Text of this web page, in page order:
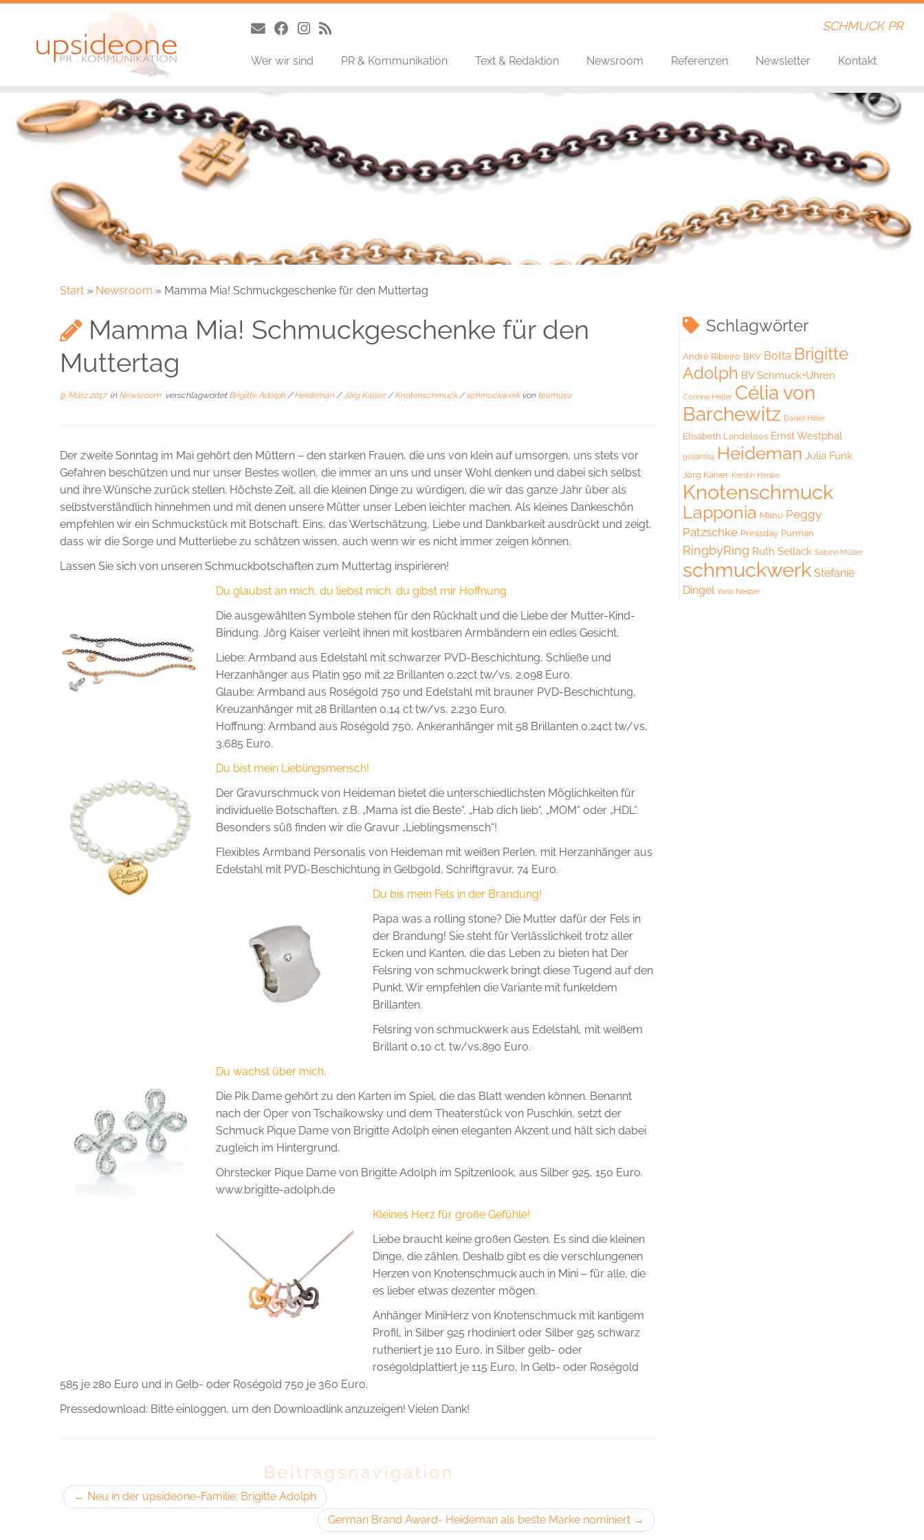
Inhalt
springen
SCHMUCK PR
Wer wir sind PR & Kommunikation Text & Redaktion Newsroom Referenzen Newsletter Kontakt
Start » Newsroom » Mamma Mia! Schmuckgeschenke für den Muttertag
Mamma Mia! Schmuckgeschenke für den
Muttertag
9. März 2017in Newsroom verschlagwortet Brigitte Adolph/Heideman/Jörg Kaiser/Knotenschmuck/schmuckwerk von teamuso
Der zweite Sonntag im Mai gehört den Müttern – den starken Frauen, die uns von klein auf umsorgen, uns stets vor
Gefahren beschützen und nur unser Bestes wollen, die immer an uns und unser Wohl denken und dabei sich selbst
und ihre Wünsche zurück stellen. Höchste Zeit, all die kleinen Dinge zu würdigen, die wir das ganze Jahr über als
selbstverständlich hinnehmen und mit denen unsere Mütter unser Leben leichter machen. Als kleines Dankeschön
empfehlen wir ein Schmuckstück mit Botschaft. Eins, das Wertschätzung, Liebe und Dankbarkeit ausdrückt und zeigt,
dass wir die Sorge und Mutterliebe zu schätzen wissen, auch wenn wir es nicht immer zeigen können.
Lassen Sie sich von unseren Schmuckbotschaften zum Muttertag inspirieren!
Du glaubst an mich, du liebst mich, du gibst mir Hoffnung.
Die ausgewählten Symbole stehen für den Rückhalt und die Liebe der Mutter-Kind-
Bindung. Jörg Kaiser verleiht ihnen mit kostbaren Armbändern ein edles Gesicht.
Liebe: Armband aus Edelstahl mit schwarzer PVD-Beschichtung, Schließe und
Herzanhänger aus Platin 950 mit 22 Brillanten 0,22ct tw/vs, 2.098 Euro.
Glaube: Armband aus Roségold 750 und Edelstahl mit brauner PVD-Beschichtung,
Kreuzanhänger mit 28 Brillanten 0,14 ct tw/vs, 2.230 Euro.
Hoffnung: Armband aus Roségold 750, Ankeranhänger mit 58 Brillanten 0,24ct tw/vs,
3.685 Euro.
Du bist mein Lieblingsmensch!
Der Gravurschmuck von Heideman bietet die unterschiedlichsten Möglichkeiten für
individuelle Botschaften, z.B. „Mama ist die Beste“, „Hab dich lieb“, „MOM“ oder „HDL“.
Besonders süß finden wir die Gravur „Lieblingsmensch“!
Flexibles Armband Personalis von Heideman mit weißen Perlen, mit Herzanhänger aus
Edelstahl mit PVD-Beschichtung in Gelbgold, Schriftgravur, 74 Euro.
Du bis mein Fels in der Brandung!
Papa was a rolling stone? Die Mutter dafür der Fels in
der Brandung! Sie steht für Verlässlichkeit trotz aller
Ecken und Kanten, die das Leben zu bieten hat Der
Felsring von schmuckwerk bringt diese Tugend auf den
Punkt. Wir empfehlen die Variante mit funkeldem
Brillanten.
Felsring von schmuckwerk aus Edelstahl, mit weißem
Brillant 0,10 ct. tw/vs,890 Euro.
Du wachst über mich.
Die Pik Dame gehört zu den Karten im Spiel, die das Blatt wenden können. Benannt
nach der Oper von Tschaikowsky und dem Theaterstück von Puschkin, setzt der
Schmuck Pique Dame von Brigitte Adolph einen eleganten Akzent und hält sich dabei
zugleich im Hintergrund.
Ohrstecker Pique Dame von Brigitte Adolph im Spitzenlook, aus Silber 925, 150 Euro.
www.brigitte-adolph.de
Kleines Herz für große Gefühle!
Liebe braucht keine großen Gesten. Es sind die kleinen
Dinge, die zählen. Deshalb gibt es die verschlungenen
Herzen von Knotenschmuck auch in Mini – für alle, die
es lieber etwas dezenter mögen.
Anhänger MiniHerz von Knotenschmuck mit kantigem
Profil, in Silber 925 rhodiniert oder Silber 925 schwarz
rutheniert je 110 Euro, in Silber gelb- oder
roségoldplattiert je 115 Euro, In Gelb- oder Roségold
585 je 280 Euro und in Gelb- oder Roségold 750 je 360 Euro.
Pressedownload: Bitte einloggen, um den Downloadlink anzuzeigen! Vielen Dank!
Beitragsnavigation
← Neu in der upsideone-Familie: Brigitte Adolph
German Brand Award- Heideman als beste Marke nominiert →
Schlagwörter
André Ribeiro BKV Botta Brigitte
Adolph BV Schmuck+Uhren
Corinna Heller Célia von
Barchewitz Daniel Hiller
Elisabeth Landeloos Ernst Westphal
goldmiss Heideman Julia Funk
Jörg Kaiser Kerstin Henke
Knotenschmuck
Lapponia Manu Peggy
Patzschke Pressday Purman
RingbyRing Ruth Sellack Sabine Müller
schmuckwerk Stefanie
Dingel Yana Nesper